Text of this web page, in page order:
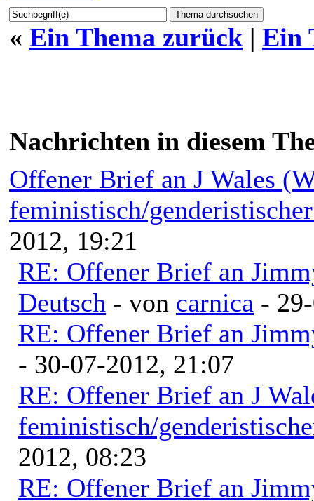
« Ein Thema zurück | Ein
Nachrichten in diesem
Offener Brief an J Wales
feministisch/
2012, 19:21
RE: Offener Brief an
Deutsch - von carnica -
RE: Offener Brief an
- 30-07-2012, 21:07
RE: Offener Brief an J
feministisch/
2012, 08:23
RE: Offener Brief an